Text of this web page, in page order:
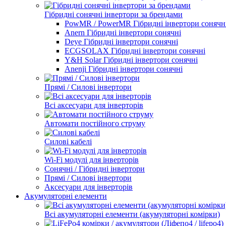
Гібридні сонячні інвертори за брендами
PowMR / PowerMR Гібридні інвертори
Anern Гібридні інвертори сонячні
Deye Гібридні інвертори сонячні
ECGSOLAX Гібридні інвертори сонячні
Y&H Solar Гібридні інвертори сонячні
Anenji Гібридні інвертори сонячні
Прямі / Силові інвертори
Всі аксесуари для інверторів
Автомати постійного струму
Силові кабелі
Wi-Fi модулі для інверторів
Сонячні / Гібридні інвертори
Прямі / Силові інвертори
Аксесуари для інверторів
Акумуляторні елементи
Всі акумуляторні елементи (акумуляторні комірки)